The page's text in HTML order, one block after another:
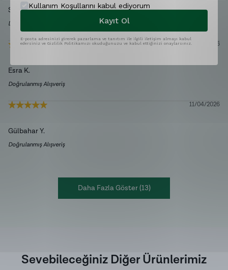
SevinK.
Doğrulanmış Alışveriş
Esra K.
Doğrulanmış Alışveriş
13/05/2026
GülbaharY.
Doğrulanmış Alışveriş
11/04/2026
Daha Fazla Göster(13)
Sevebileceğiniz Diğer Ürünlerimiz
Kullanım Koşullarını kabul ediyorum
Kayıt Ol
E-posta adresinizi girerek pazarlama ve tanıtım ile ilgili iletişim almayı kabul
edersiniz ve Gizlilik Politikamızı okuduğunuzu ve kabul ettiğinizi onaylarsınız.